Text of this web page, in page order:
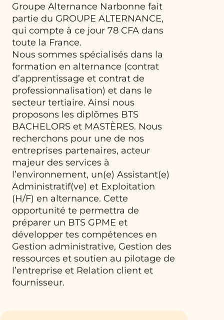
Groupe Alternance Narbonne fait
partie du GROUPE ALTERNANCE,
qui compte à ce jour 78 CFA dans
toute la France.
Nous sommes spécialisés dans la
formation en alternance (contrat
d’apprentissage et contrat de
professionnalisation) et dans le
secteur tertiaire. Ainsi nous
proposons les diplômes BTS
BACHELORS et MASTÈRES. Nous
recherchons pour une de nos
entreprises partenaires, acteur
majeur des services à
l’environnement, un(e) Assistant(e)
Administratif(ve) et Exploitation
(H/F) en alternance. Cette
opportunité te permettra de
préparer un BTS GPME et
développer tes compétences en
Gestion administrative, Gestion des
ressources et soutien au pilotage de
l’entreprise et Relation client et
fournisseur.